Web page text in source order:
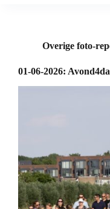
Overige foto-
01-06-2026: